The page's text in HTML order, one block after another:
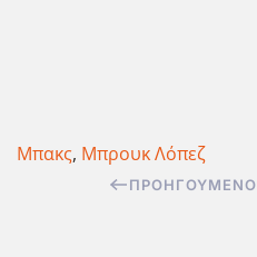
Μπακς, Μπρουκ Λόπεζ
ΠΡΟΗΓΟΎΜΕΝΟ